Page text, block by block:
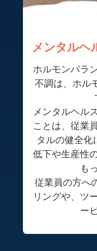
メンタルヘ
ホルモンバラ
不調は、ホル
メンタルヘル
ことは、従業
タルの健全
低下や生産性
も
従業員の方へ
リングや、ツ
ー